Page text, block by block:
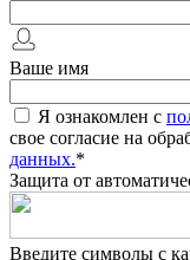
Ваше имя
Я ознакомлен с
свое согласие на
данных.*
Защита от
Введите символы с